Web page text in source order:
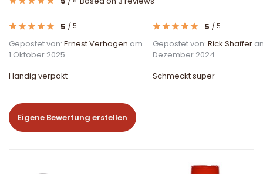
5 / 5
Gepostet von: Ernest Verhagen am
1 Oktober 2025
Handig verpakt
5 / 5
Gepostet von: Rick Shaffer
Dezember 2024
Schmeckt super
Eigene Bewertung erstellen